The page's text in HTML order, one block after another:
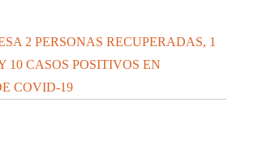
2 PERSONAS RECUPERADAS, 1
10 CASOS POSITIVOS EN
COVID-19